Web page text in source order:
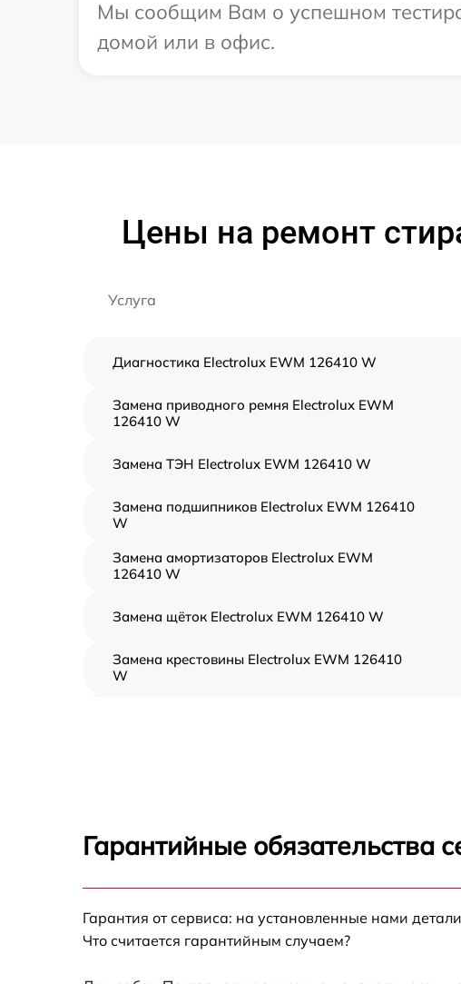
Мы сообщим Вам о успешном
домой или в офис.
Цены на ремонт
Услуга
Диагностика Electrolux EWM 126410 W
Замена приводного ремня Electrolux EWM
126410 W
Замена ТЭН Electrolux EWM 126410 W
Замена подшипников Electrolux EWM 126410
W
Замена амортизаторов Electrolux EWM
126410 W
Замена щёток Electrolux EWM 126410 W
Замена крестовины Electrolux EWM 126410
W
126410 W
Electrolux EWM 126410 W
Замена УБЛ Electrolux EWM 126410 W
Замена циркуляционного насоса Electrolux
Гарантийные обязательства
Гарантия от сервиса: на установленные нами
Что считается гарантийным случаем?